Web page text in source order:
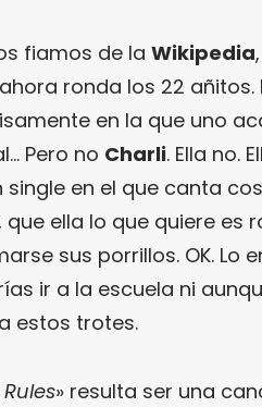
fiamos de la Wikipedia,
ronda los 22
en la que uno
Pero no Charli. Ella no.
en el que canta
ella lo que quiere es
sus porrillos. OK. Lo
ir a la escuela ni
estos trotes.
» resulta ser una